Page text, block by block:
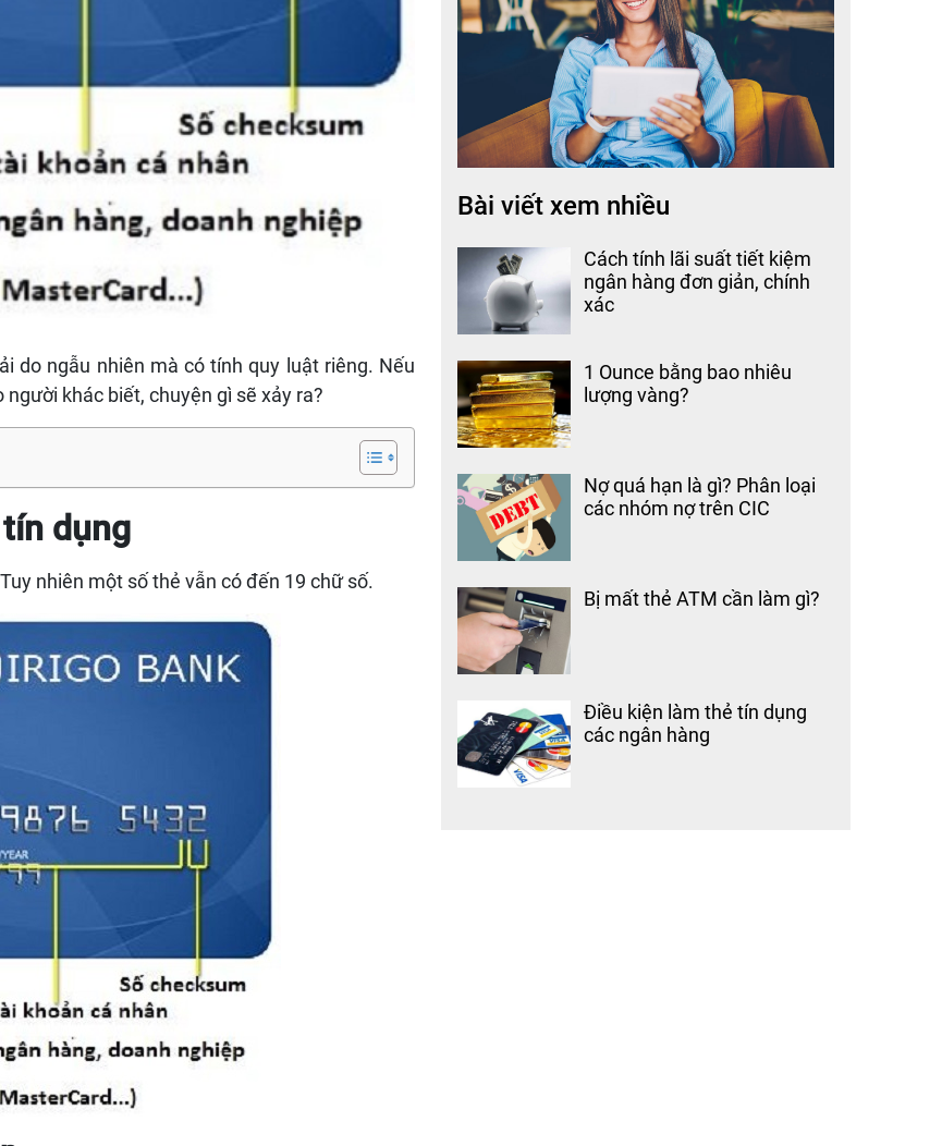
do ngẫu nhiên mà có tính quy luật riêng. Nếu
khác biết, chuyện gì sẽ xảy ra?
dụng
nhiên một số thẻ vẫn có đến 19 chữ số.
Bài viết xem nhiều
Cách tính lãi suất tiết kiệm
ngân hàng đơn giản, chính
xác
1 Ounce bằng bao nhiêu
lượng vàng?
Nợ quá hạn là gì? Phân loại
các nhóm nợ trên CIC
Bị mất thẻ ATM cần làm gì?
Điều kiện làm thẻ tín dụng
các ngân hàng